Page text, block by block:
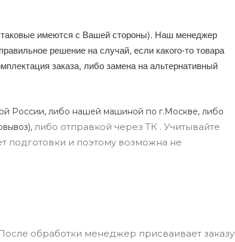
имеются с Вашей стороны). Наш менеджер
решение на случай, если какого-то товара
заказа, либо замена на альтернативный
России, либо нашей машиной по г.Москве, либо
либо отправкой через ТК . Учитывайте
подготовки и поэтому возможна не
обработки менеджер присваивает заказу